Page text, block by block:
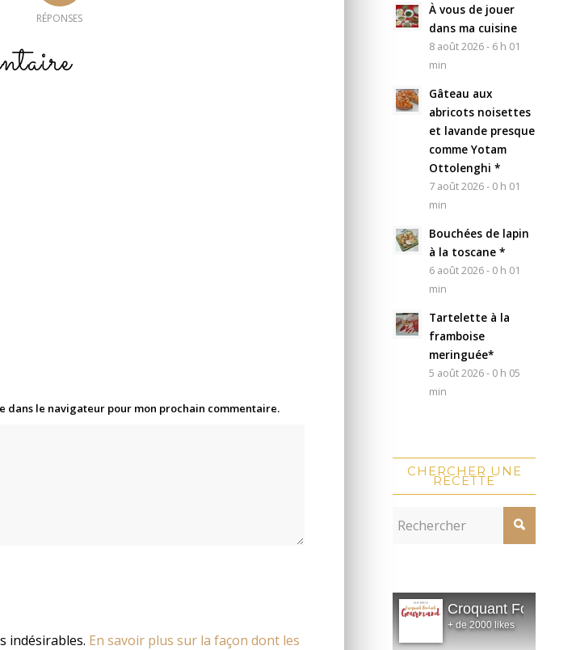
RÉPONSES
dans le navigateur pour mon prochain commentaire.
indésirables. En savoir plus sur la façon dont les
À vous de jouer
dans ma cuisine
8 août 2026 - 6 h 01
min
Gâteau aux
abricots noisettes
et lavande presque
comme Yotam
Ottolenghi *
7 août 2026 - 0 h 01
min
Bouchées de lapin
à la toscane *
6 août 2026 - 0 h 01
min
Tartelette à la
framboise
meringuée*
5 août 2026 - 0 h 05
min
CHERCHER UNE
RECETTE
Croquant Fondant
+ de 2000 likes